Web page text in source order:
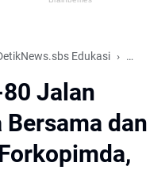
Edukasi
Jalan
Bersama dan